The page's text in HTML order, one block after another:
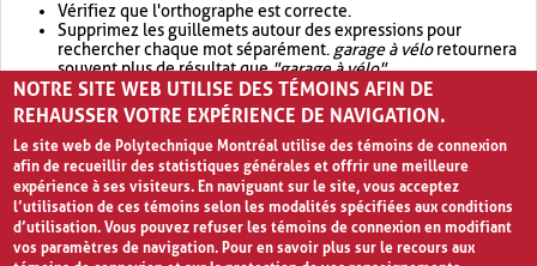
Vérifiez que l'orthographe est correcte.
Supprimez les guillemets autour des expressions pour
rechercher chaque mot séparément. garage à véloretournera
souvent plus de résultat que"garage à vélo".
Envisagez d'élargir votre recherche avec OR.garage OR vélo
retournera souvent plus de résultat quegarage à vélo
NOTRE SITE WEB UTILISE DES TÉMOINS AFIN DE
REHAUSSER VOTRE EXPÉRIENCE DE NAVIGATION.
Le site web de Polytechnique Montréal utilise des témoins de connexion
afin de recueillir des statistiques générales et offrir une meilleure
expérience à ses visiteurs. En naviguant sur le site, vous acceptez
l’utilisation de ces témoins selon les modalités spécifiées aux conditions
d’utilisation. Vous pouvez refuser les témoins de connexion en modifiant
vos paramètres de navigation. Pour en savoir plus sur le recours aux